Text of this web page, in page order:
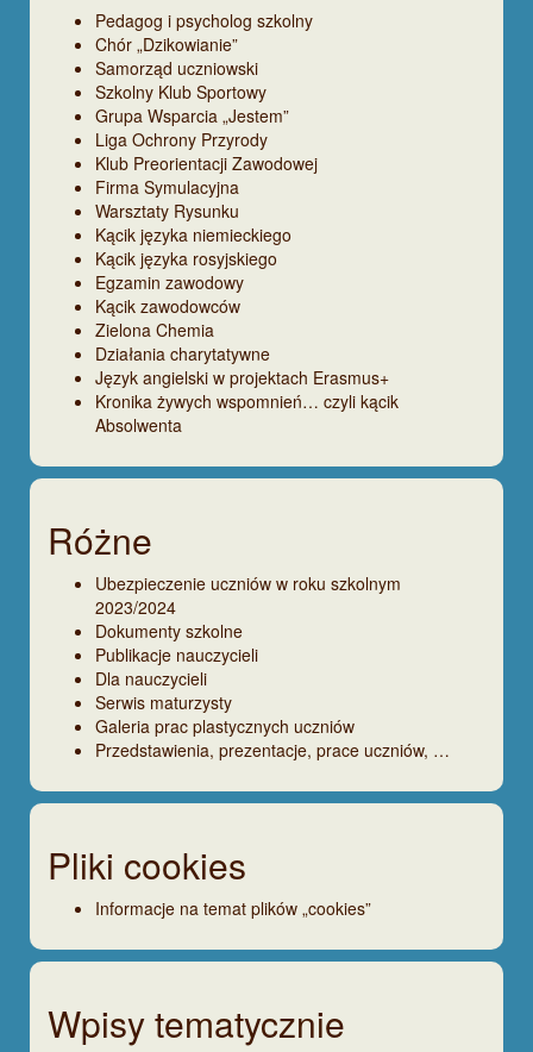
Pedagog i psycholog szkolny
Chór „Dzikowianie”
Samorząd uczniowski
Szkolny Klub Sportowy
Grupa Wsparcia „Jestem”
Liga Ochrony Przyrody
Klub Preorientacji Zawodowej
Firma Symulacyjna
Warsztaty Rysunku
Kącik języka niemieckiego
Kącik języka rosyjskiego
Egzamin zawodowy
Kącik zawodowców
Zielona Chemia
Działania charytatywne
Język angielski w projektach Erasmus+
Kronika żywych wspomnień… czyli kącik
Absolwenta
Różne
Ubezpieczenie uczniów w roku szkolnym
2023/2024
Dokumenty szkolne
Publikacje nauczycieli
Dla nauczycieli
Serwis maturzysty
Galeria prac plastycznych uczniów
Przedstawienia, prezentacje, prace uczniów, …
Pliki cookies
Informacje na temat plików „cookies”
Wpisy tematycznie